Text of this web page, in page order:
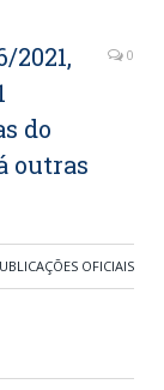
2021,
do
outras
0
OFICIAIS